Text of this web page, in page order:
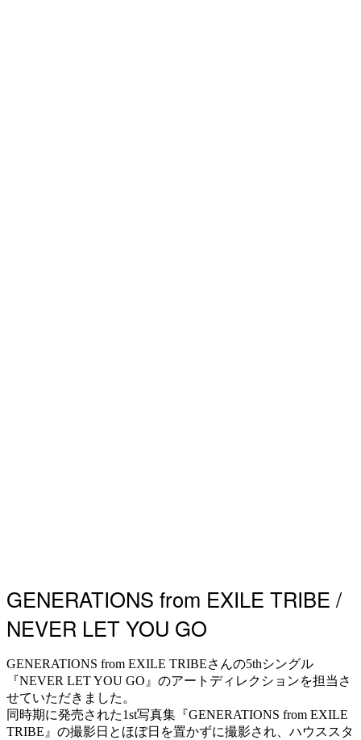
GENERATIONS from EXILE TRIBE /
NEVER LET YOU GO
GENERATIONS from EXILE TRIBEさんの5thシングル
『NEVER LET YOU GO』のアートディレクションを担当さ
せていただきました。
同時期に発売された1st写真集『GENERATIONS from EXILE
TRIBE』の撮影日とほぼ日を置かずに撮影され、ハウススタ